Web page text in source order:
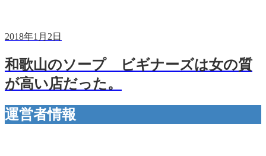
2018年1月2日
和歌山のソープ ビギナーズは女の質
が高い店だった。
運営者情報